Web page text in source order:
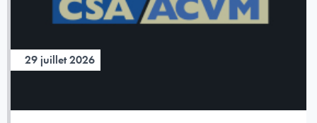
29 juillet 2026